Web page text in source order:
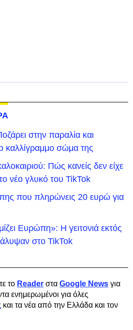
στην παραλία και
καλλίγραμμο σώμα της
Πώς κανείς δεν είχε
νέο γλυκό του TikTok
που πληρώνεις 20 ευρώ για
Ευρώπη»: H γειτονιά εκτός
στο TikTok
το Reader στα Google News για
ενημερωμένοι για όλες
και τα νέα από την Ελλάδα και τον